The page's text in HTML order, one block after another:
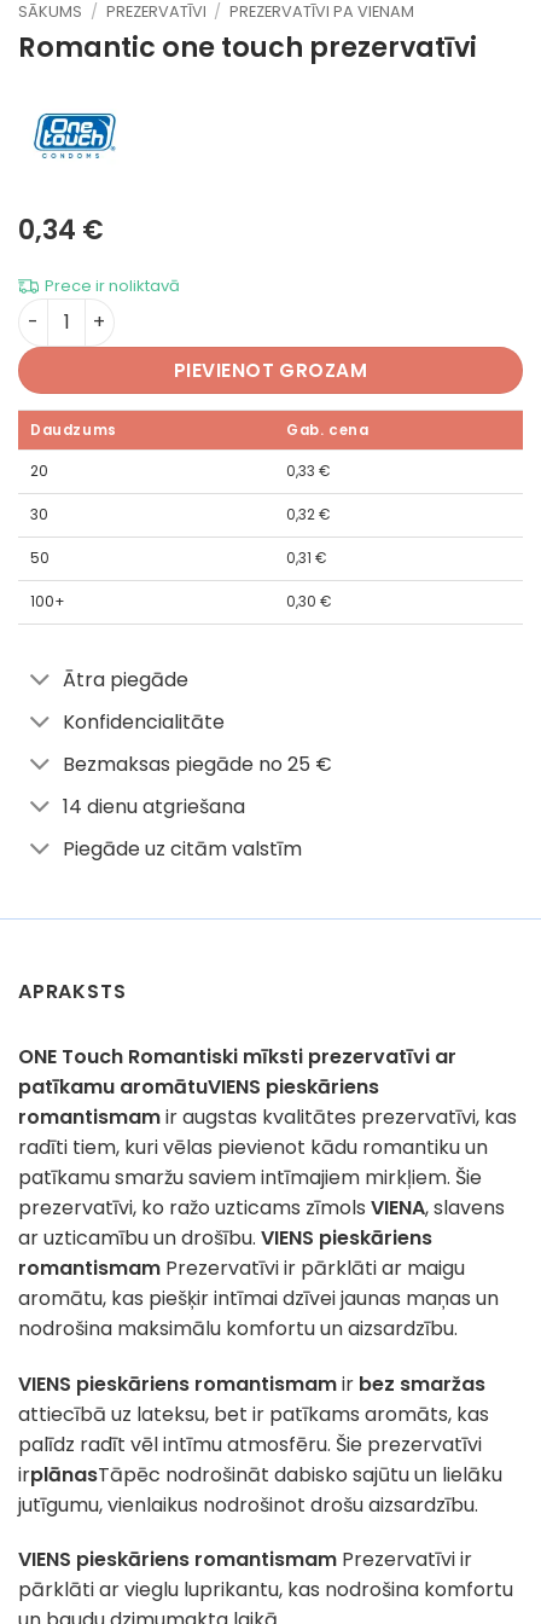
SĀKUMS / PREZERVATĪVI / PREZERVATĪVI PA VIENAM
Romantic one touch prezervatīvi
0,34 €
Prece ir noliktavā
Romantic daudzums
PIEVIENOT GROZAM
Daudzums Gab. cena
20 0,33 €
30 0,32€
50 0,31 €
100+ 0,30 €
Ātra piegāde
Konfidencialitāte
Bezmaksas piegāde no 25 €
14 dienu atgriešana
Piegāde uz citām valstīm
APRAKSTS
ONE Touch Romantiski mīksti prezervatīvi ar
patīkamu aromātuVIENS pieskāriens
romantismamir augstas kvalitātes prezervatīvi, kas
radīti tiem, kuri vēlas pievienot kādu romantiku un
patīkamu smaržu saviem intīmajiem mirkļiem. Šie
prezervatīvi, ko ražo uzticams zīmols VIENA, slavens
ar uzticamību un drošību. VIENS pieskāriens
romantismam Prezervatīvi ir pārklāti ar maigu
aromātu, kas piešķir intīmai dzīvei jaunas maņas un
nodrošina maksimālu komfortu un aizsardzību.
VIENS pieskāriens romantismamir bez smaržas
attiecībā uz lateksu, bet ir patīkams aromāts, kas
palīdz radīt vēl intīmu atmosfēru. Šie prezervatīvi
irplānasTāpēc nodrošināt dabisko sajūtu un lielāku
jutīgumu, vienlaikus nodrošinot drošu aizsardzību.
VIENS pieskāriens romantismam Prezervatīvi ir
pārklāti ar vieglu luprikantu, kas nodrošina komfortu